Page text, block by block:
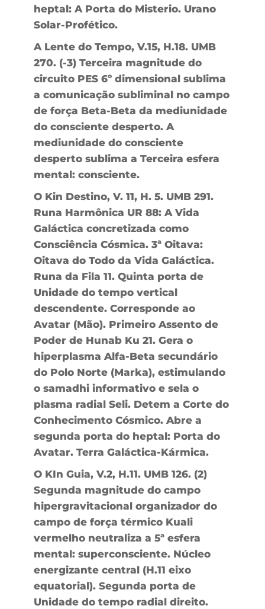
heptal: A Porta do Misterio. Urano
Solar-Profético.
A Lente do Tempo, V.15, H.18. UMB
270. (-3) Terceira magnitude do
circuito PES 6º dimensional sublima
a comunicação subliminal no campo
de força Beta-Beta da mediunidade
do consciente desperto. A
mediunidade do consciente
desperto sublima a Terceira esfera
mental: consciente.
O Kin Destino, V. 11, H. 5. UMB 291.
Runa Harmônica UR 88: A Vida
Galáctica concretizada como
Consciência Cósmica. 3ª Oitava:
Oitava do Todo da Vida Galáctica.
Runa da Fila 11. Quinta porta de
Unidade do tempo vertical
descendente. Corresponde ao
Avatar (Mão). Primeiro Assento de
Poder de Hunab Ku 21. Gera o
hiperplasma Alfa-Beta secundário
do Polo Norte (Marka), estimulando
o samadhi informativo e sela o
plasma radial Seli. Detem a Corte do
Conhecimento Cósmico. Abre a
segunda porta do heptal: Porta do
Avatar. Terra Galáctica-Kármica.
O KIn Guia, V.2, H.11. UMB 126. (2)
Segunda magnitude do campo
hipergravitacional organizador do
campo de força térmico Kuali
vermelho neutraliza a 5ª esfera
mental: superconsciente. Núcleo
energizante central (H.11 eixo
equatorial). Segunda porta de
Unidade do tempo radial direito.